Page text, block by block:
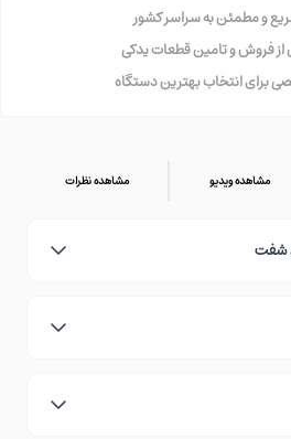
و مطمئن به سراسر کشور
فروش و تامین قطعات یدکی
برای انتخاب بهترین دستگاه
مشاهده ویدیو مشاهده نظرات
شفت